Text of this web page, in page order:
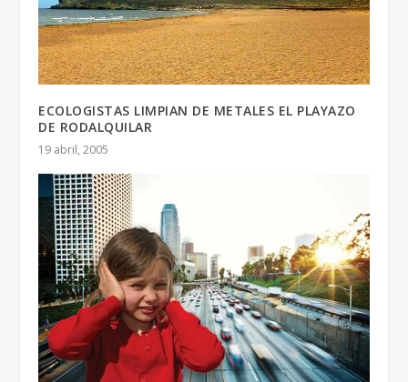
ECOLOGISTAS LIMPIAN DE METALES EL PLAYAZO
DE RODALQUILAR
19 abril, 2005